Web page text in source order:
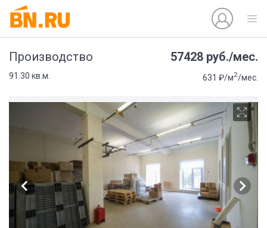
Производство 57428 руб./мес.
91.30 кв.м. 631 ₽/м2/мес.